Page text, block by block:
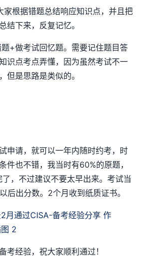
家根据错题总结响应知识点，并且把
结下来，反复记忆。
+做考试回忆题。需要记住题目答
识点考点弄懂，因为虽然考试不一
但是思路是类似的。
申请，就可以一年内随时约考，时
件也不错，我当时有60%的原题，
，不过建议不要太早出来。考试当
后出分数。2个月收到纸质证书。
考经验，祝大家顺利通过！